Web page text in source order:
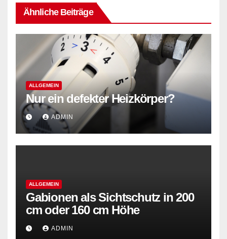
Ähnliche Beiträge
ALLGEMEIN
Nur ein defekter Heizkörper?
ADMIN
ALLGEMEIN
Gabionen als Sichtschutz in 200
cm oder 160 cm Höhe
ADMIN